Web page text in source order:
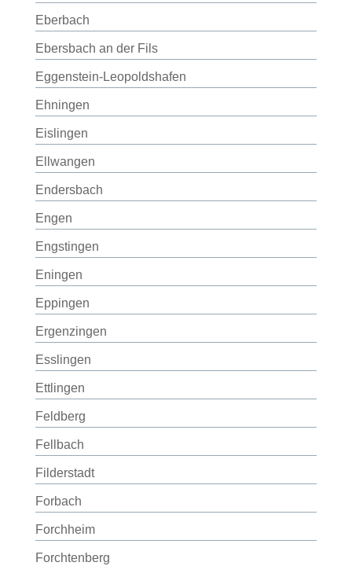
Eberbach
Ebersbach an der Fils
Eggenstein-Leopoldshafen
Ehningen
Eislingen
Ellwangen
Endersbach
Engen
Engstingen
Eningen
Eppingen
Ergenzingen
Esslingen
Ettlingen
Feldberg
Fellbach
Filderstadt
Forbach
Forchheim
Forchtenberg